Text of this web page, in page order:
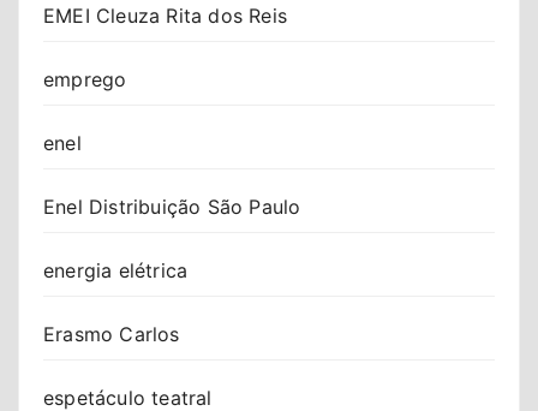
EMEI Cleuza Rita dos Reis
emprego
enel
Enel Distribuição São Paulo
energia elétrica
Erasmo Carlos
espetáculo teatral